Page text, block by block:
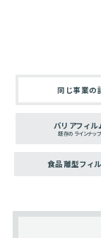
同じ事業の
バリアフィル
既存のラインナップ
食品離型フィ